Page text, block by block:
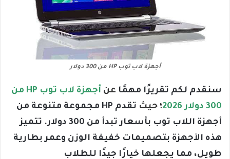
أجهزة لاب توب HP من 300 دولار
سنقدم لكم تقريرًا مهمًا عن
أجهزة لاب توب HP من
300 دولار 2026
؛ حيث
تقدم HP مجموعة متنوعة من
أجهزة اللاب توب بأسعار تبدأ من 300 دولار. تتميز
هذه الأجهزة بتصميمات خفيفة الوزن وعمر بطارية
طويل، مما يجعلها خيارًا جيدًا للطلاب